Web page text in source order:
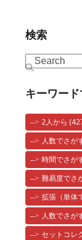
検索
Search
キーワード
2人から
人数でさが
時間でさが
難易度で
拡張（単体
人数でさが
セットコレ